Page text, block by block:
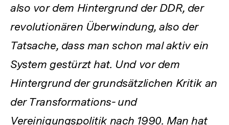
also vor dem Hintergrund der DDR, der
revolutionären Überwindung, also der
Tatsache, dass man schon mal aktiv ein
System gestürzt hat. Und vor dem
Hintergrund der grundsätzlichen Kritik an
der Transformations- und
Vereinigungspolitik nach 1990. Man hat